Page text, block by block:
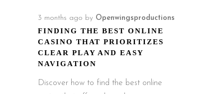
3 months ago by Openwingsproductions
FINDING THE BEST ONLINE
CASINO THAT PRIORITIZES
CLEAR PLAY AND EASY
NAVIGATION
Discover how to find the best online